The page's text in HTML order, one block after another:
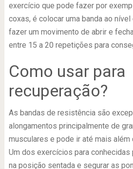
exercício que pode fazer por
coxas, é colocar uma banda ao
fazer um movimento de abrir e
entre 15 a 20 repetições para
Como usar para
recuperação?
As bandas de resistência são
alongamentos principalmente de
musculares e pode ir até mais além
Um dos exercícios para
na posição sentada e segurar as